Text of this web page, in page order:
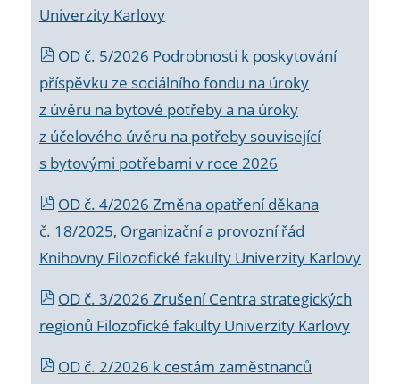
Univerzity Karlovy
OD č. 5/2026 Podrobnosti k poskytování
příspěvku ze sociálního fondu na úroky
z úvěru na bytové potřeby a na úroky
z účelového úvěru na potřeby související
s bytovými potřebami v roce 2026
OD č. 4/2026 Změna opatření děkana
č. 18/2025, Organizační a provozní řád
Knihovny Filozofické fakulty Univerzity Karlovy
OD č. 3/2026 Zrušení Centra strategických
regionů Filozofické fakulty Univerzity Karlovy
OD č. 2/2026 k cestám zaměstnanců